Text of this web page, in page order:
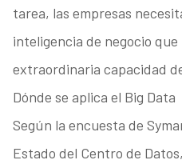
tarea, las empresas
inteligencia de negocio
extraordinaria capacidad
Dónde se aplica el Big Data
Según la encuesta de
Estado del Centro de